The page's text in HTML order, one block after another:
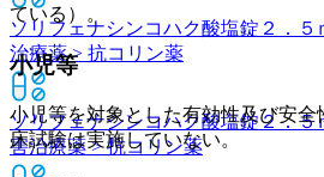
ソリフェナシンコハク酸塩錠２．５
治療薬 > 抗コリン薬
ソリフェナシンコハク酸塩錠２．５
害治療薬 > 抗コリン薬
ている）。
小児等
小児等を対象とした有効性及び安
床試験は実施していない。